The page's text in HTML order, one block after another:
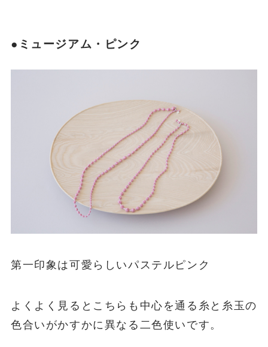
●ミュージアム・ピンク
第一印象は可愛らしいパステルピンク
よくよく見るとこちらも中心を通る糸と糸玉の
色合いがかすかに異なる二色使いです。